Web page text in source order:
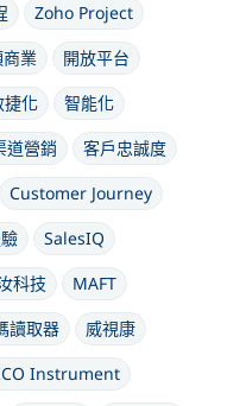
Zoho Project
業
開放平台
捷化
智能化
道營銷
客戶忠誠度
Customer Journey
SalesIQ
科技
MAFT
讀取器
威視康
Instrument